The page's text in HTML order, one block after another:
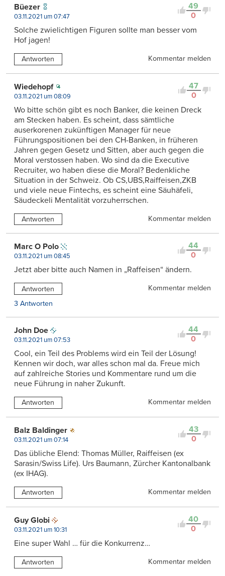
49
0
Büezer
03.11.2021 um 07:47
Solche zwielichtigen Figuren sollte man besser vom
Hof jagen!
Antworten Kommentar melden
47
0
Wiedehopf
03.11.2021 um 08:09
Wo bitte schön gibt es noch Banker, die keinen Dreck
am Stecken haben. Es scheint, dass sämtliche
auserkorenen zukünftigen Manager für neue
Führungspositionen bei den CH-Banken, in früheren
Jahren gegen Gesetz und Sitten, aber auch gegen die
Moral verstossen haben. Wo sind da die Executive
Recruiter, wo haben diese die Moral? Bedenkliche
Situation in der Schweiz. Ob CS,UBS,Raiffeisen,ZKB
und viele neue Fintechs, es scheint eine Säuhäfeli,
Säudeckeli Mentalität vorzuherrschen.
Antworten Kommentar melden
44
0
Marc O Polo
03.11.2021 um 08:45
Jetzt aber bitte auch Namen in „Raffeisen“ ändern.
Antworten
Kommentar melden
3 Antworten
44
0
John Doe
03.11.2021 um 07:53
Cool, ein Teil des Problems wird ein Teil der Lösung!
Kennen wir doch, war alles schon mal da. Freue mich
auf zahlreiche Stories und Kommentare rund um die
neue Führung in naher Zukunft.
Antworten Kommentar melden
43
0
Balz Baldinger
03.11.2021 um 07:14
Das übliche Elend: Thomas Müller, Raiffeisen (ex
Sarasin/Swiss Life). Urs Baumann, Zürcher Kantonalbank
(ex IHAG).
Antworten Kommentar melden
40
0
Guy Globi
03.11.2021 um 10:31
Eine super Wahl … für die Konkurrenz…
Antworten Kommentar melden